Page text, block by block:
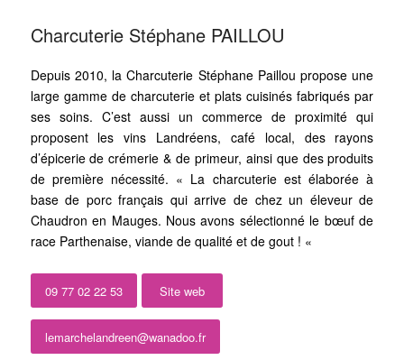
Charcuterie Stéphane PAILLOU
Depuis 2010, la Charcuterie Stéphane Paillou propose une
large gamme de charcuterie et plats cuisinés fabriqués par
ses soins. C’est aussi un commerce de proximité qui
proposent les vins Landréens, café local, des rayons
d’épicerie de crémerie & de primeur, ainsi que des produits
de première nécessité. « La charcuterie est élaborée à
base de porc français qui arrive de chez un éleveur de
Chaudron en Mauges. Nous avons sélectionné le bœuf de
race Parthenaise, viande de qualité et de gout ! «
09 77 02 22 53 Site web
lemarchelandreen@wanadoo.fr